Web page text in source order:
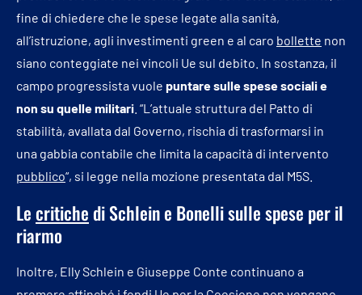
fine di chiedere che le spese legate alla sanità,
all’istruzione, agli investimenti green e al caro bollette non
siano conteggiate nei vincoli Ue sul debito. In sostanza, il
campo progressista vuole puntare sulle spese sociali e
non su quelle militari . “L’attuale struttura del Patto di
stabilità, avallata dal Governo, rischia di trasformarsi in
una gabbia contabile che limita la capacità di intervento
pubblico“, si legge nella mozione presentata dal M5S.
Lecritiche di Schlein e Bonelli sulle spese per il
riarmo
Inoltre, Elly Schlein e Giuseppe Conte continuano a